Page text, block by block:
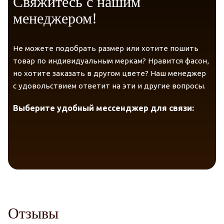
менеджером!
Не можете подобрать размер или хотите пошить
товар по индивидуальным меркам? Нравится фасон,
но хотите заказать в другом цвете? Наш менеджер
с удовольствием ответит на эти и другие вопросы.
Выберите удобный мессенджер для связи:
Отзывы